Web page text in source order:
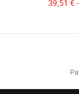
39,51 €